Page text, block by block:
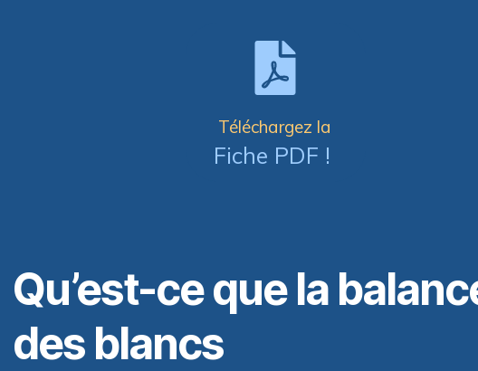
Téléchargez la
Fiche PDF !
Qu’est-ce que la
des blancs